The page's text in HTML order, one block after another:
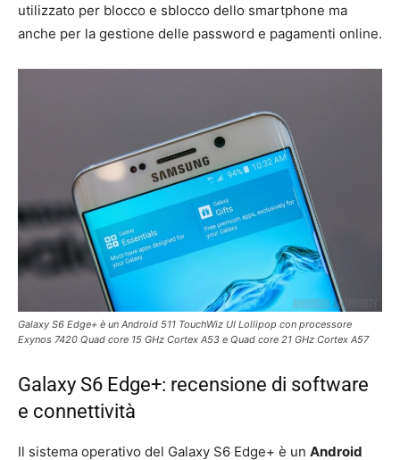
utilizzato per blocco e sblocco dello smartphone ma
anche per la gestione delle password e pagamenti online.
Galaxy S6 Edge+ è un Android 511 TouchWiz UI Lollipop con processore
Exynos 7420 Quad core 15 GHz Cortex A53 e Quad core 21 GHz Cortex A57
Galaxy S6 Edge+: recensione di software
e connettività
Il sistema operativo del Galaxy S6 Edge+ è un Android